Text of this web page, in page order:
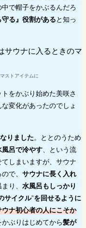
で帽子をかぶるんだろ
守る』役割があると知っ
ストアイテムに
をかぶり始めた美咲さ
変化があったのでしょ
りました。ととのうため
呂で冷やす 、という流
しまいますが、サウナ
で、 サウナに長く入れ
り、 水風呂もしっかり
サイクル”を回せるように
ウナ初心者の人にこそか
ぶりはじめてから髪が